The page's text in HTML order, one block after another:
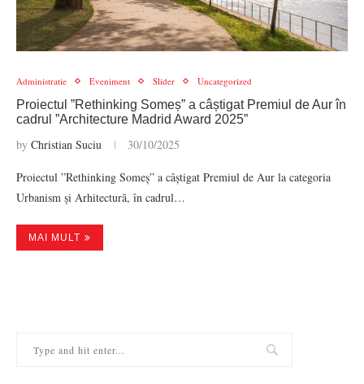
Administratie Eveniment Slider Uncategorized
Proiectul ”Rethinking Someș” a câștigat Premiul de Aur în
cadrul ”Architecture Madrid Award 2025”
by Christian Suciu 30/10/2025
Proiectul ”Rethinking Someș” a câștigat Premiul de Aur la categoria
Urbanism și Arhitectură, în cadrul…
MAI MULT